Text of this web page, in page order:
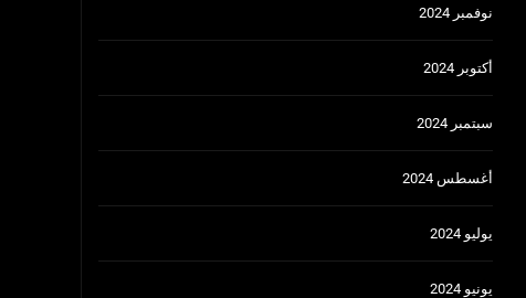
نوفمبر 2024
أكتوبر 2024
سبتمبر 2024
أغسطس 2024
يوليو 2024
يونيو 2024